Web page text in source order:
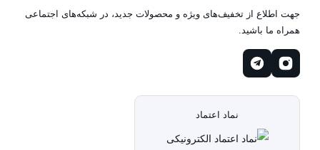
جهت اطلاع از تخفیف‌های ویژه و محصولات جدید، در شبکه‌های اجتماعی
همراه ما باشید.
نماد اعتماد